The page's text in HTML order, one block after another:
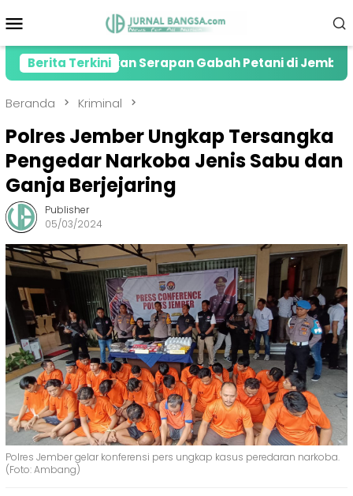
ke
Mobile
Berita Terkini
Serapan Gabah Petani di Jember
Beranda Kriminal
Polres Jember Ungkap Tersangka
Pengedar Narkoba Jenis Sabu dan
Ganja Berjejaring
Publisher
05/03/2024
Polres Jember gelar konferensi pers ungkap kasus peredaran narkoba.
(Foto: Ambang)